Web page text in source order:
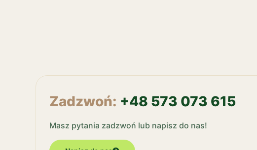
Zadzwoń: +48 573 073 615
Masz pytania zadzwoń lub napisz do nas!